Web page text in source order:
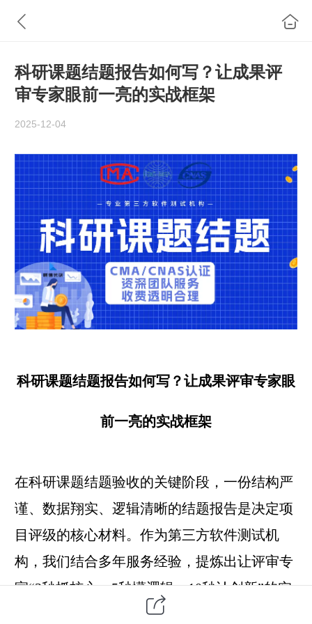
科研课题结题报告如何写？让成果评
审专家眼前一亮的实战框架
2025-12-04
科研课题结题报告如何写？让成果评审专家眼
前一亮的实战框架
在科研课题结题验收的关键阶段，一份结构严
谨、数据翔实、逻辑清晰的结题报告是决定项
目评级的核心材料。作为第三方软件测试机
构，我们结合多年服务经验，提炼出让评审专
家“3秒抓核心、5秒懂逻辑、10秒认创新”的实
战框架，助您在倒计时阶段高效提升材料质